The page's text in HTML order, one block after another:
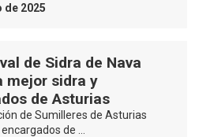
de 2025
de Sidra de Nava
mejor sidra y
de Asturias
de Sumilleres de Asturias
de …